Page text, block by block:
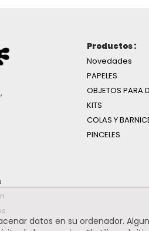
Productos :
Novedades
PAPELES
OBJETOS PARA
KITS
COLAS Y
PINCELES
datos en su ordenador.